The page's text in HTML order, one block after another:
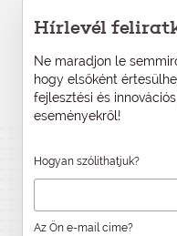
Hírlevél
Ne maradjon le
hogy elsőként
fejlesztési és
eseményekről!
Hogyan szólíthatjuk?
Az Ön e-mail címe?